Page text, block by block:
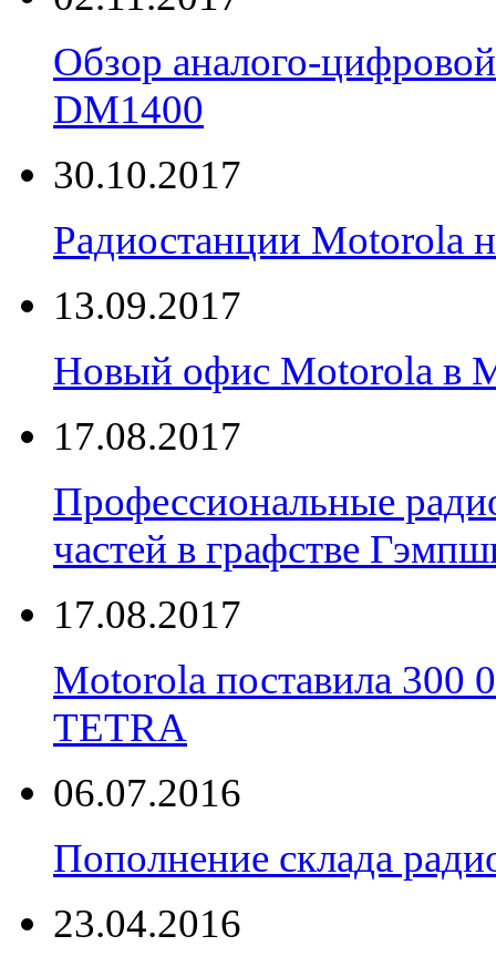
Обзор аналого-
DM1400
30.10.2017
Радиостанции Motorola
13.09.2017
Новый офис Motorola в
17.08.2017
Профессиональные
частей в графстве
17.08.2017
Motorola поставила
TETRA
06.07.2016
Пополнение склада
23.04.2016